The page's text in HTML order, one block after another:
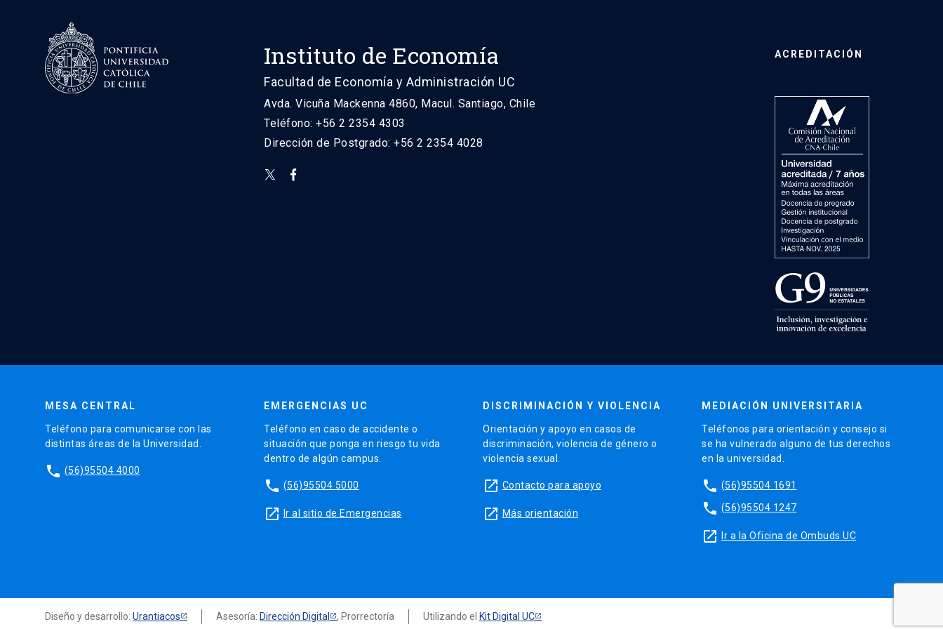
Instituto de Economía
Facultad de Economía y Administración UC
Avda. Vicuña Mackenna 4860, Macul. Santiago, Chile
Teléfono: +56 2 2354 4303
Dirección de Postgrado: +56 2 2354 4028
ACREDITACIÓN
MESA CENTRAL
Teléfono para comunicarse con las
distintas áreas de la Universidad.
phone (56)95504 4000
EMERGENCIAS UC
Teléfono en caso de accidente o
situación que ponga en riesgo tu vida
dentro de algún campus.
phone (56)95504 5000
launch Ir al sitio de Emergencias
DISCRIMINACIÓN Y VIOLENCIA
Orientación y apoyo en casos de
discriminación, violencia de género o
violencia sexual.
launch Contacto para apoyo
launch Más orientación
MEDIACIÓN UNIVERSITARIA
Teléfonos para orientación y consejo si
se ha vulnerado alguno de tus derechos
en la universidad.
phone (56)95504 1691
phone (56)95504 1247
launch Ir a la Oficina de Ombuds UC
Diseño y desarrollo: Urantiacos Asesoría: Dirección Digital , Prorrectoría Utilizando el Kit Digital UC